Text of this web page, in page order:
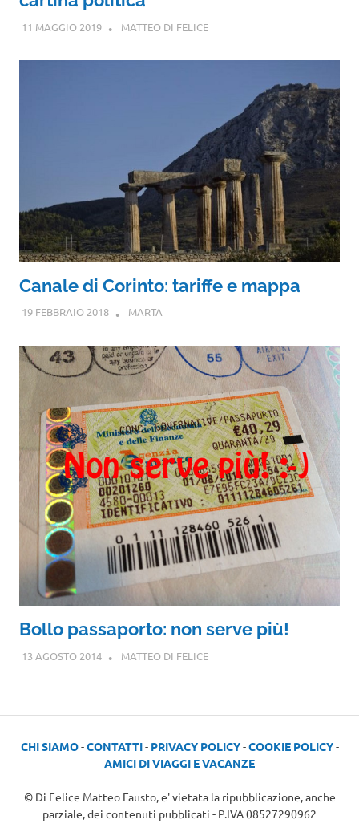
11 MAGGIO 2019 MATTEO DI FELICE
Canale di Corinto: tariffe e mappa
19 FEBBRAIO 2018 MARTA
Bollo passaporto: non serve più!
13 AGOSTO 2014 MATTEO DI FELICE
CHI SIAMO-CONTATTI- PRIVACY POLICY-COOKIE POLICY-
AMICI DI VIAGGI E VACANZE
© Di Felice Matteo Fausto, e' vietata la ripubblicazione, anche
parziale, dei contenuti pubblicati - P.IVA 08527290962